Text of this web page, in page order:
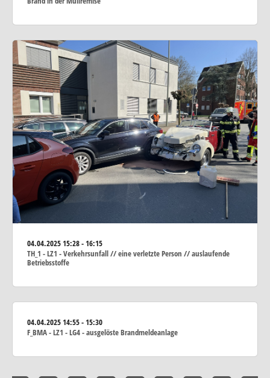
04.04.202515:28 - 16:15
TH_1 - LZ1 - Verkehrsunfall // eine verletzte Person // auslaufende
Betriebsstoffe
04.04.202514:55 - 15:30
F_BMA - LZ1 - LG4 - ausgelöste Brandmeldeanlage